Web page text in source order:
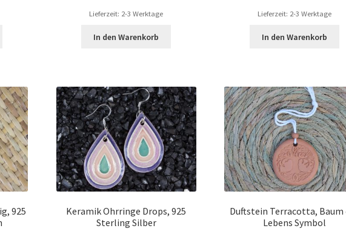
Lieferzeit: 2-3 Werktage
In den Warenkorb
Lieferzeit: 2-3 Werktage
In den Warenkorb
925
Keramik Ohrringe Drops, 925
Sterling Silber
Duftstein Terracotta, Baum
Lebens Symbol